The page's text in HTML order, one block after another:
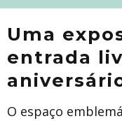
Uma
entrada
O espaço